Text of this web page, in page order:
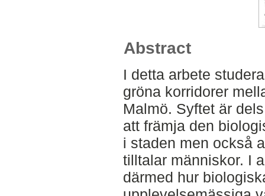
Abstract
I detta arbete
gröna korridorer
Malmö. Syftet är
att främja den
i staden men också
tilltalar människor. I
därmed hur